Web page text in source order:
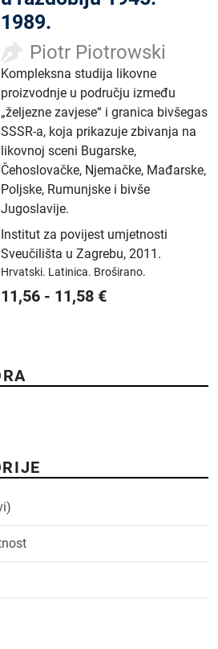
1989.
Piotr Piotrowski
Kompleksna studija likovne
proizvodnje u području između
„željezne zavjese“ i granica bivšegas
SSSR-a, koja prikazuje zbivanja na
likovnoj sceni Bugarske,
Čehoslovačke, Njemačke, Mađarske,
Poljske, Rumunjske i bivše
Jugoslavije.
Institut za povijest umjetnosti
Sveučilišta u Zagrebu,2011.
Hrvatski. Latinica. Broširano.
11,56 - 11,58 €